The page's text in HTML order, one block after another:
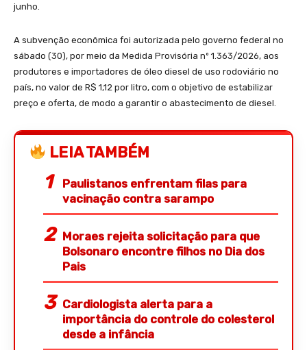
junho.
A subvenção econômica foi autorizada pelo governo federal no
sábado (30), por meio da Medida Provisória nº 1.363/2026, aos
produtores e importadores de óleo diesel de uso rodoviário no
país, no valor de R$ 1,12 por litro, com o objetivo de estabilizar
preço e oferta, de modo a garantir o abastecimento de diesel.
LEIA TAMBÉM
Paulistanos enfrentam filas para
vacinação contra sarampo
Moraes rejeita solicitação para que
Bolsonaro encontre filhos no Dia dos
Pais
Cardiologista alerta para a
importância do controle do colesterol
desde a infância